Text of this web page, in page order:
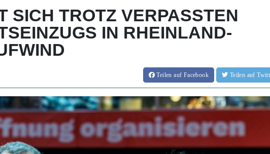
SICH TROTZ VERPASSTEN
IN RHEINLAND-
Teilenauf Facebook Teilen auf